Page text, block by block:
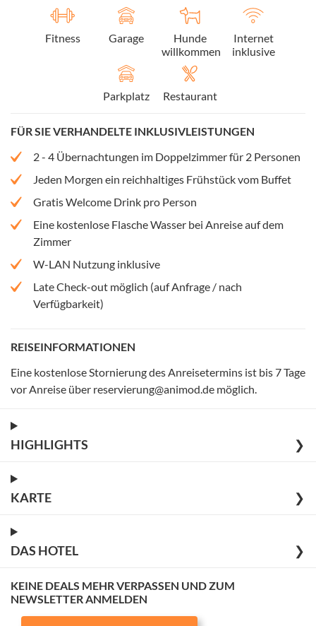
Fitness Garage
Hunde
willkommen
Internet
inklusive
Parkplatz Restaurant
FÜR SIE VERHANDELTE INKLUSIVLEISTUNGEN
2 - 4 Übernachtungen im Doppelzimmer für 2 Personen
Jeden Morgen ein reichhaltiges Frühstück vom Buffet
Gratis Welcome Drink pro Person
Eine kostenlose Flasche Wasser bei Anreise auf dem
Zimmer
W-LAN Nutzung inklusive
Late Check-out möglich (auf Anfrage / nach
Verfügbarkeit)
REISEINFORMATIONEN
Eine kostenlose Stornierung des Anreisetermins ist bis 7 Tage
vor Anreise über reservierung@animod.de möglich
HIGHLIGHTS ❯
KARTE ❯
DAS HOTEL ❯
KEINE DEALS MEHR VERPASSEN UND ZUM
NEWSLETTER ANMELDEN